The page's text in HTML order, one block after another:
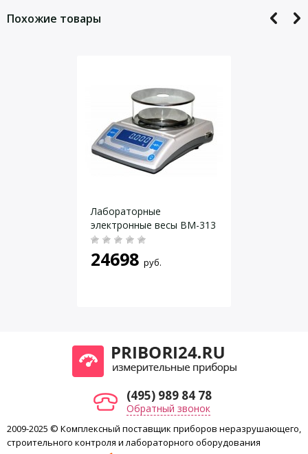
Max, г
Класс точности по ГОСТ
Р 53228-2008
Высокий
Диаметр чашки, мм
Автоматическая юстировка
обработку персональных данных
Похожие товары
Лабораторные
электронные весы ВМ-313
24698 руб.
(495) 989 84 78
Обратный звонок
2009-2025 © Комплексный поставщик приборов неразрушающего,
строительного контроля и лабораторного оборудования